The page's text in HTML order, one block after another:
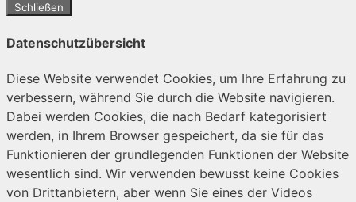
Schließen
Datenschutzübersicht
Diese Website verwendet Cookies, um Ihre Erfahrung zu
verbessern, während Sie durch die Website navigieren.
Dabei werden Cookies, die nach Bedarf kategorisiert
werden, in Ihrem Browser gespeichert, da sie für das
Funktionieren der grundlegenden Funktionen der Website
wesentlich sind. Wir verwenden bewusst keine Cookies
von Drittanbietern, aber wenn Sie eines der Videos